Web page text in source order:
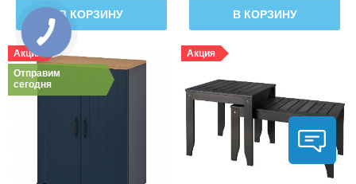
В КОРЗИНУ В КОРЗИНУ
Акция
Отправим
сегодня
Акция